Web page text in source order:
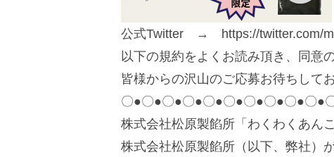
公式Twitter → https://twitter.com/
以下の規約をよくお読み頂き、同意
皆様からの沢山のご応募お待ちして
〇●〇●〇●〇●〇●〇●〇●〇●〇●〇●
株式会社松原製餡所「わくわくあん
株式会社松原製餡所（以下、弊社）